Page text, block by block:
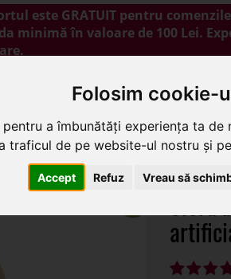
Folosim cookie-
a îmbunătăți experiența ta
traficul de pe website-ul nostru și
Accept Refuz Vreau să
este GRATUIT pentru
minimă în valoare de 100 Lei.
cm din burete sec pentru flori
Sfera